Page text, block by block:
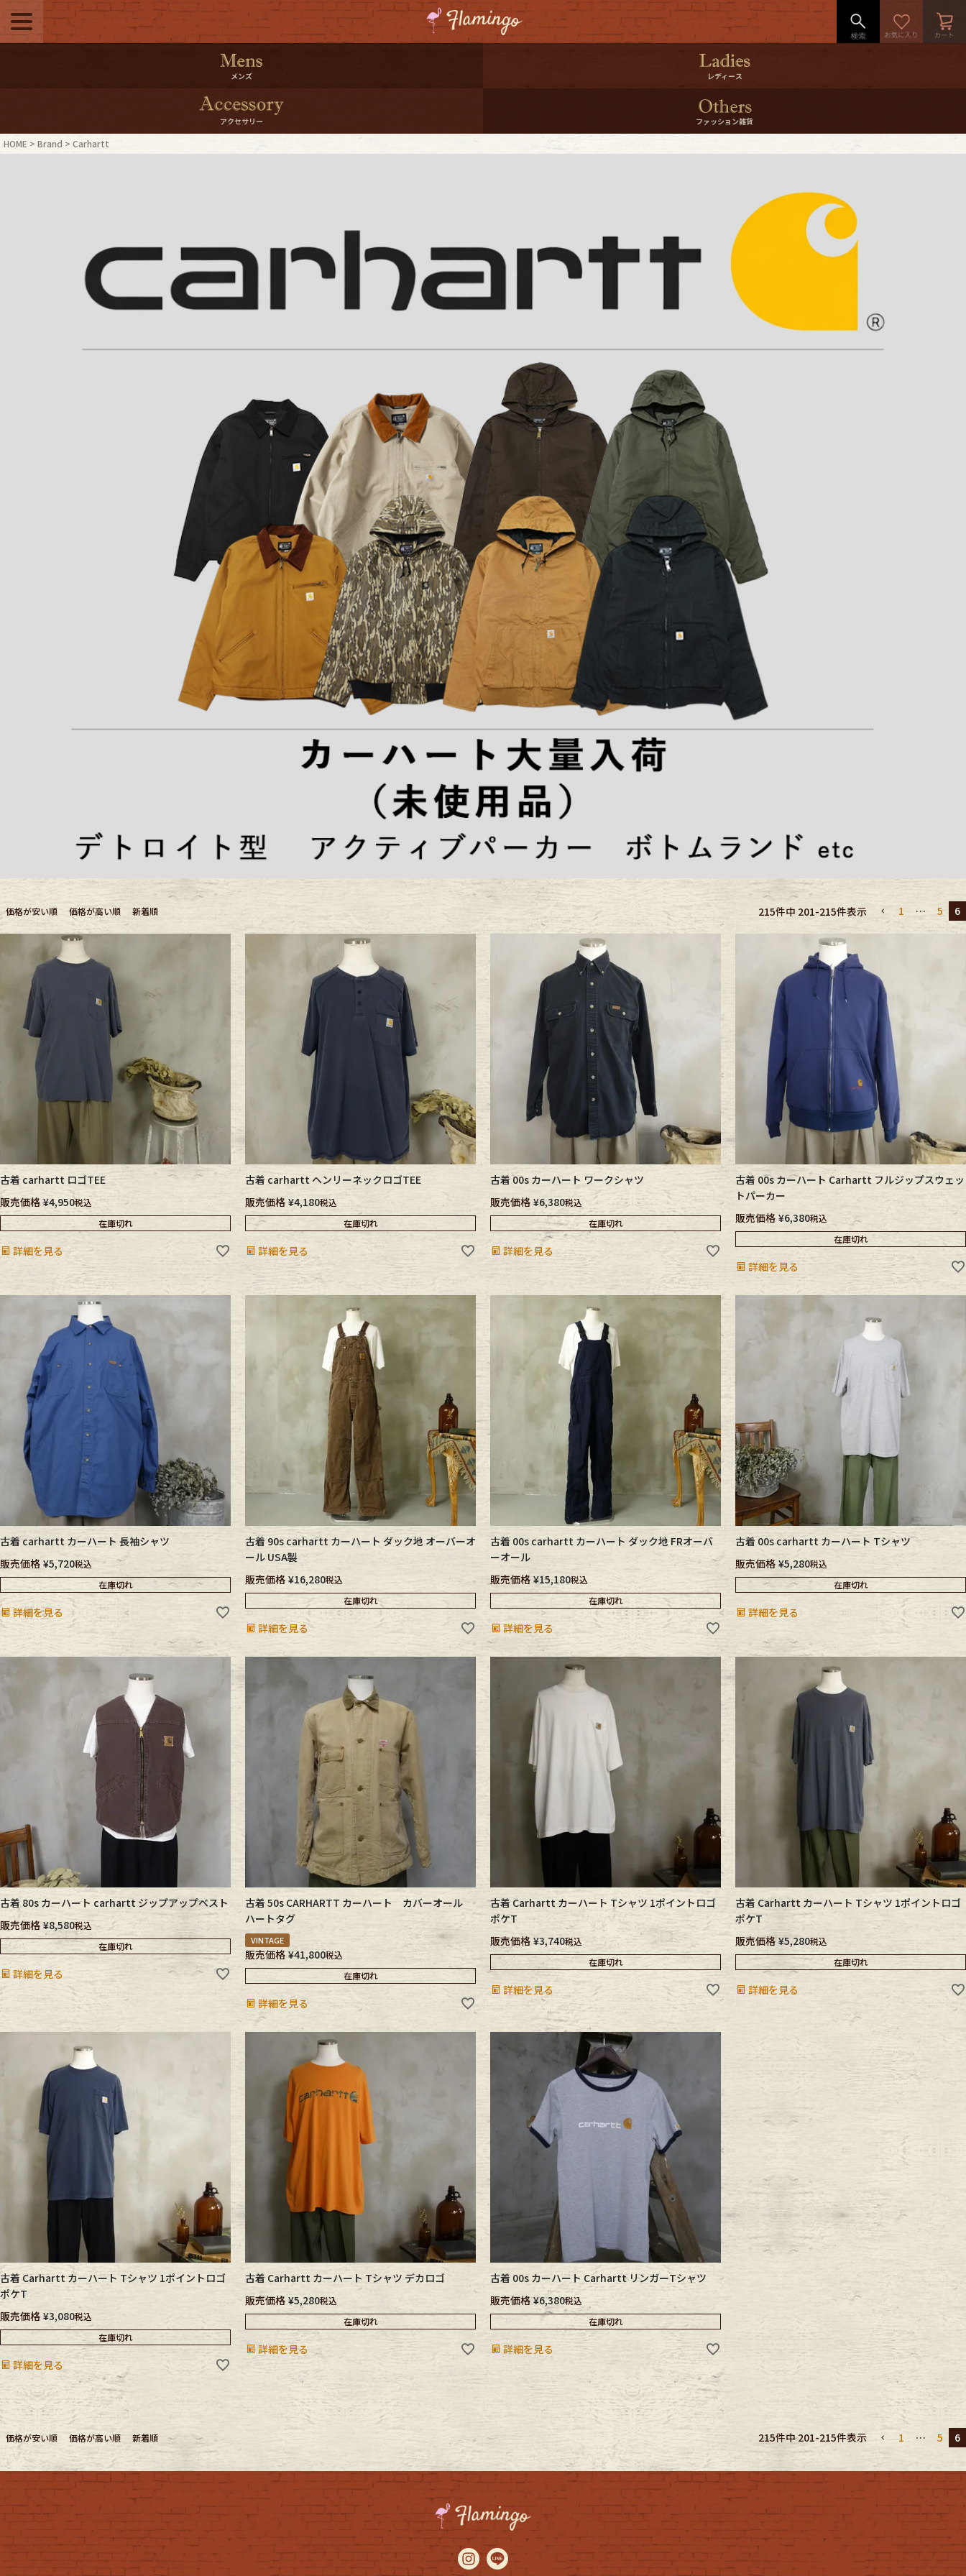
500pt＆10％Offクーポンプレゼント
10％0ffクーポンプレゼント
ログイン・会員登録 LINE ID連携
店舗紹介 特集一覧
ブランドから探す スタッフコーディネート
年代から探す 古着卸DOCK
メンズ商品カテゴリーから探す
Outer
Fafatt
レディース商品カテゴリーから探す
Bottoms
One Piece
Eye Wear
Bag Stall・Scarf
Accessory Shoes
antique goods
vintage bicycle
メンズ レディース
アクセサリー ファッション雑貨
HOME Brand Carhartt
SPECIAL VISUAL
Carhartt
1889年にアメリカ・デトロイトで創業された老舗ワークウェアブランド
人気のアクティブパーカー型やでデトロイト型など
一部未使用品のCarharttアイテムが複数入荷。
価格が安い順 価格が高い順 新着順 215件中 201-215件表示 1 … 5 6
古着 carhartt ロゴTEE
販売価格 ¥4,950税込
在庫切れ
詳細を見る
古着 carhartt ヘンリーネックロゴTEE
販売価格 ¥4,180税込
在庫切れ
詳細を見る
古着 00s カーハート ワークシャツ
販売価格 ¥6,380税込
在庫切れ
詳細を見る
古着 00s カーハート Carhartt フルジップスウェッ
トパーカー
販売価格 ¥6,380税込
在庫切れ
詳細を見る
古着 carhartt カーハート 長袖シャツ
販売価格 ¥5,720税込
在庫切れ
詳細を見る
古着 90s carhartt カーハート ダック地 オーバーオ
ール USA製
販売価格 ¥16,280税込
在庫切れ
詳細を見る
古着 00s carhartt カーハート ダック地 FRオーバ
ーオール
販売価格 ¥15,180税込
在庫切れ
詳細を見る
古着 00s carhartt カーハート Tシャツ
販売価格 ¥5,280税込
在庫切れ
詳細を見る
古着 80s カーハート carhartt ジップアップベスト
販売価格 ¥8,580税込
在庫切れ
詳細を見る
古着 50s CARHARTT カーハート カバーオール
ハートタグ
VINTAGE
販売価格 ¥41,800税込
在庫切れ
詳細を見る
古着 Carhartt カーハート Tシャツ 1ポイントロゴ
ポケT
販売価格 ¥3,740税込
在庫切れ
詳細を見る
古着 Carhartt カーハート Tシャツ 1ポイントロゴ
ポケT
販売価格 ¥5,280税込
在庫切れ
詳細を見る
古着 Carhartt カーハート Tシャツ 1ポイントロゴ
ポケT
販売価格 ¥3,080税込
在庫切れ
詳細を見る
古着 Carhartt カーハート Tシャツ デカロゴ
販売価格 ¥5,280税込
在庫切れ
詳細を見る
古着 00s カーハート Carhartt リンガーTシャツ
販売価格 ¥6,380税込
在庫切れ
詳細を見る
価格が安い順 価格が高い順 新着順 215件中 201-215件表示 1 … 5 6